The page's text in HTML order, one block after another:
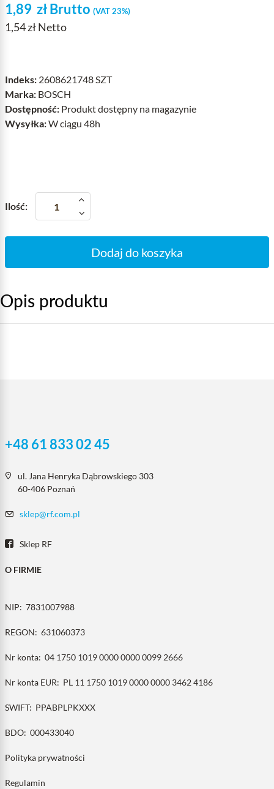
1,89 złBrutto (VAT 23%)
1,54 zł Netto
Indeks: 2608621748 SZT
Marka: BOSCH
Dostępność: Produkt dostępny na magazynie
Wysyłka:W ciągu 48h
Ilość:
Dodaj do koszyka
Opis produktu
+48 61 833 02 45
ul. Jana Henryka Dąbrowskiego 303
60-406 Poznań
sklep@rf.com.pl
Sklep RF
O FIRMIE
NIP: 7831007988
REGON: 631060373
Nr konta: 04 1750 1019 0000 0000 0099 2666
Nr konta EUR: PL 11 1750 1019 0000 0000 3462 4186
SWIFT: PPABPLPKXXX
BDO: 000433040
Polityka prywatności
Regulamin